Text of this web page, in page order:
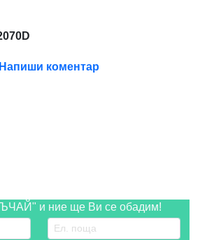
Напиши коментар
и ние ще Ви се обадим!